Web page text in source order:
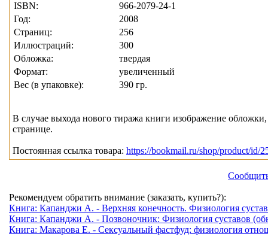
ISBN:
966-2079-24-1
Год:
2008
Страниц:
256
Иллюстраций:
300
Обложка:
твердая
Формат:
увеличенный
Вес (в упаковке):
390 гр.
В случае выхода нового тиража книги изображение
странице.
Постоянная ссылка товара: https://bookmail.ru/shop/product/id/
Рекомендуем обратить внимание (заказать, купить?):
Книга: Капанджи А. - Верхняя конечность. Физиология
Книга: Капанджи А. - Позвоночник: Физиология суставов
Книга: Макарова Е. - Сексуальный фастфуд: физиология